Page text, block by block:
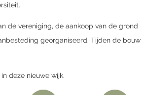
de vereniging, de aankoop van de grond
georganiseerd. Tijden de bouw
deze nieuwe wijk.